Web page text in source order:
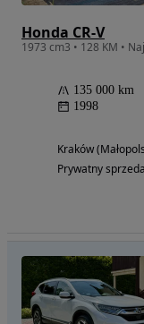
Honda CR-V
1973 cm3 • 128 KM •
135 000 km
1998
Kraków
Prywatny